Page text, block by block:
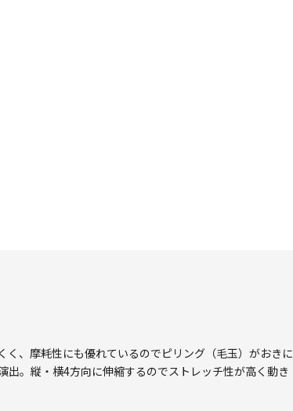
、摩耗性にも優れているのでピリング（毛玉）がおきに
出。縦・横4方向に伸縮するのでストレッチ性が高く動き